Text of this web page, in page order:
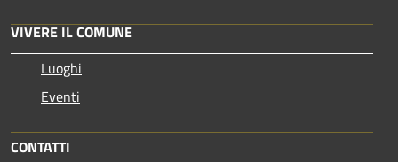
VIVERE IL COMUNE
Luoghi
Eventi
CONTATTI